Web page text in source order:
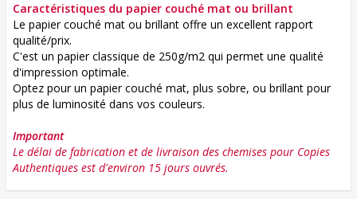
Caractéristiques du papier couché mat ou brillant
Le papier couché mat ou brillant offre un excellent rapport
qualité/prix.
C'est un papier classique de 250g/m2 qui permet une qualité
d'impression optimale.
Optez pour un papier couché mat, plus sobre, ou brillant pour
plus de luminosité dans vos couleurs.
Important
Le délai de fabrication et de livraison des chemises pour Copies
Authentiques est d'environ 15 jours ouvrés.